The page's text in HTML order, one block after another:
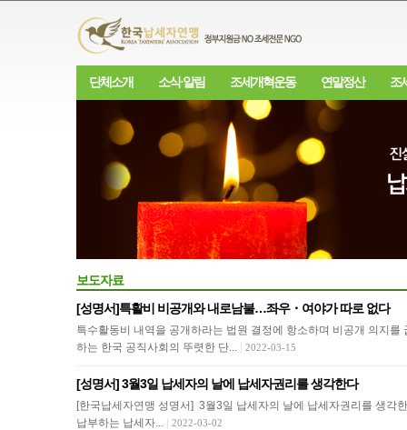
단체소개 소식·알림 조세개혁운동 연말정산 조
보도자료
[성명서]특활비 비공개와 내로남불…좌우・여야가 따로 없다
특수활동비 내역을 공개하라는 법원 결정에 항소하며 비공개 의지
하는 한국 공직사회의 뚜렷한 단...
2022-03-15
[성명서] 3월3일 납세자의 날에 납세자권리를 생각한다
[한국납세자연맹 성명서] 3월3일 납세자의 날에 납세자권리를 생각
납부하는 납세자...
2022-03-02